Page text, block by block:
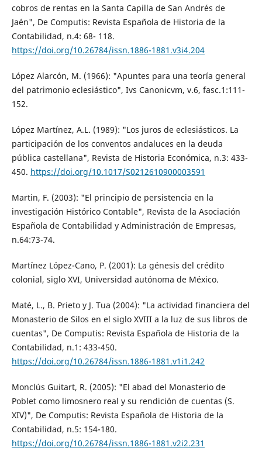
cobros de rentas en la Santa Capilla de San Andrés de
Jaén", De Computis: Revista Española de Historia de la
Contabilidad, n.4: 68- 118.
https://doi.org/10.26784/issn.1886-1881.v3i4.204
López Alarcón, M. (1966): "Apuntes para una teoría general
del patrimonio eclesiástico", Ivs Canonicvm, v.6, fasc.1:111-
152.
López Martínez, A.L. (1989): "Los juros de eclesiásticos. La
participación de los conventos andaluces en la deuda
pública castellana", Revista de Historia Económica, n.3: 433-
450. https://doi.org/10.1017/S0212610900003591
Martin, F. (2003): "El principio de persistencia en la
investigación Histórico Contable", Revista de la Asociación
Española de Contabilidad y Administración de Empresas,
n.64:73-74.
Martínez López-Cano, P. (2001): La génesis del crédito
colonial, siglo XVI, Universidad autónoma de México.
Maté, L., B. Prieto y J. Tua (2004): "La actividad financiera del
Monasterio de Silos en el siglo XVIII a la luz de sus libros de
cuentas", De Computis: Revista Española de Historia de la
Contabilidad, n.1: 433-450.
https://doi.org/10.26784/issn.1886-1881.v1i1.242
Monclús Guitart, R. (2005): "El abad del Monasterio de
Poblet como limosnero real y su rendición de cuentas (S.
XIV)", De Computis: Revista Española de Historia de la
Contabilidad, n.5: 154-180.
https://doi.org/10.26784/issn.1886-1881.v2i2.231